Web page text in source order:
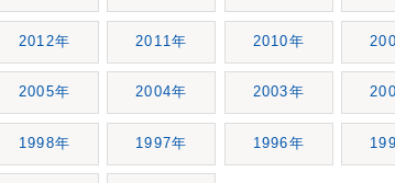
2012年 2011年 2010年
2005年 2004年 2003年
1998年 1997年 1996年